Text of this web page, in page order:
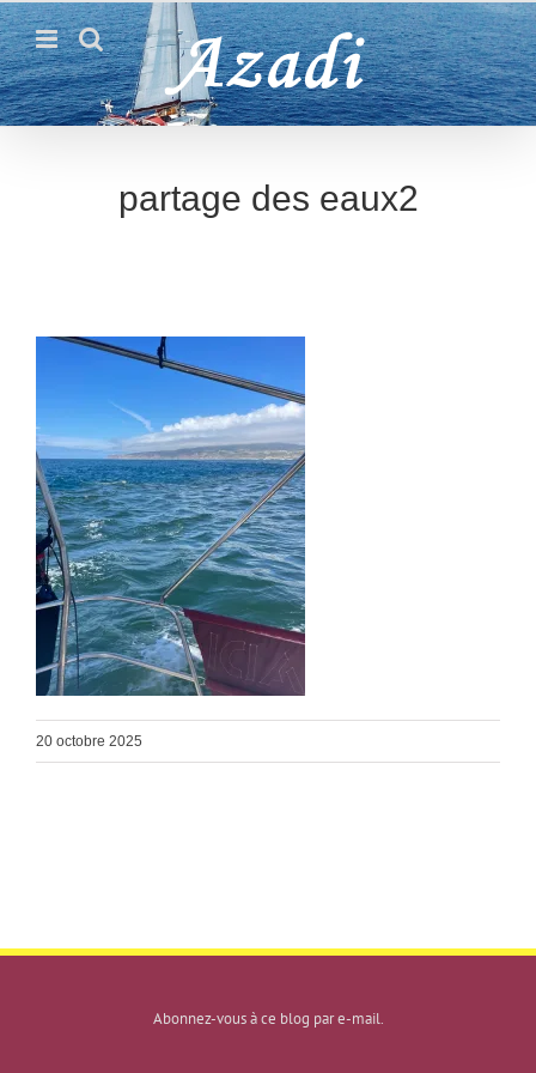
Passer
au
contenu
partage des eaux2
20 octobre 2025
Abonnez-vous à ce blog par e-mail.